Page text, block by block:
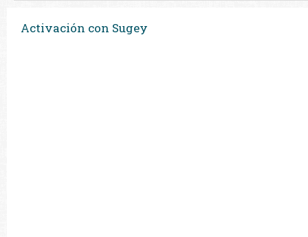
Activación con Sugey